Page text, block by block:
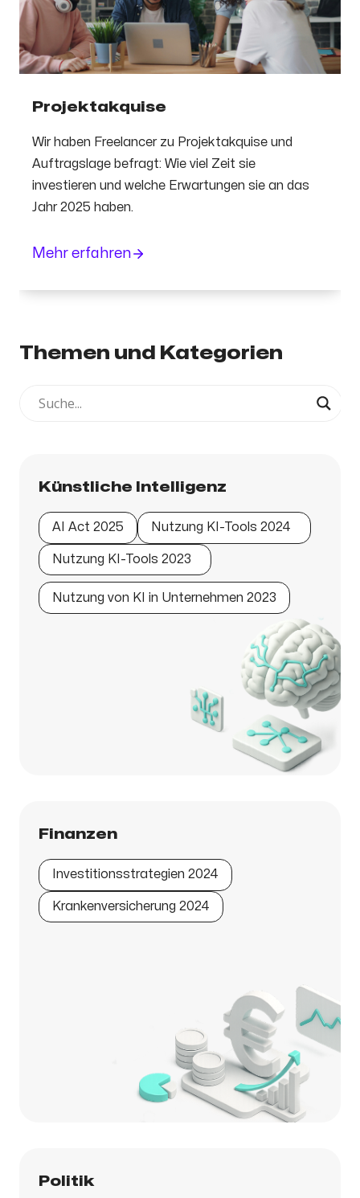
Projektakquise
Wir haben Freelancer zu Projektakquise und
Auftragslage befragt: Wie viel Zeit sie
investieren und welche Erwartungen sie an das
Jahr 2025 haben.
Mehr erfahren
Themen und Kategorien
Künstliche Intelligenz
AI Act 2025 Nutzung KI-Tools 2024
Nutzung KI-Tools 2023
Nutzung von KI in Unternehmen 2023
Finanzen
Investitionsstrategien 2024
Krankenversicherung 2024
Politik